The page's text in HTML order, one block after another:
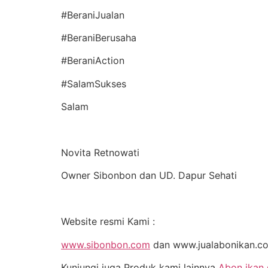
#BeraniJualan
#BeraniBerusaha
#BeraniAction
#SalamSukses
Salam
Novita Retnowati
Owner Sibonbon dan UD. Dapur Sehati
Website resmi Kami :
www.sibonbon.com dan